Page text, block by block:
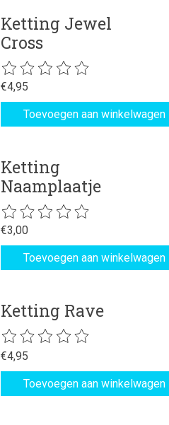
Ketting Jewel
Cross
De beoordeling van dit product is
€4,95
Toevoegen aan winkelwagen
Ketting
Naamplaatje
De beoordeling van dit product is
€3,00
Toevoegen aan winkelwagen
Ketting Rave
De beoordeling van dit product is
€4,95
Toevoegen aan winkelwagen